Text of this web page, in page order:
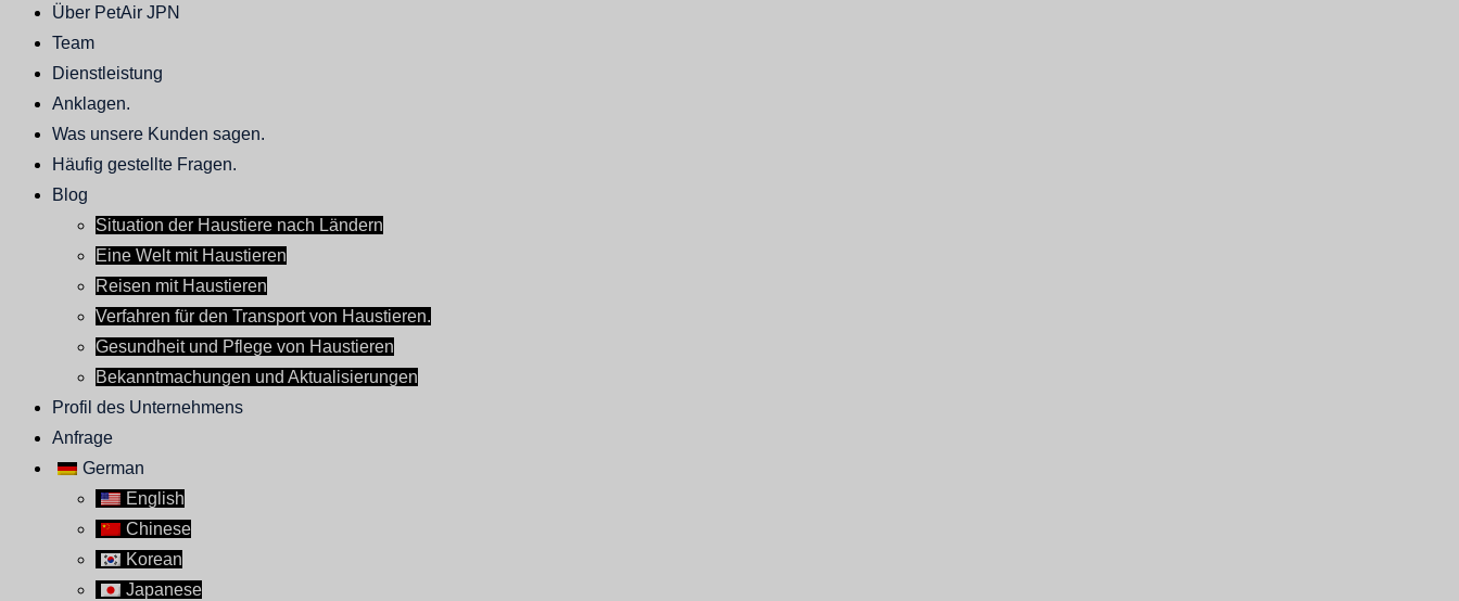
Über PetAir JPN
Team
Dienstleistung
Anklagen.
Was unsere Kunden sagen.
Häufig gestellte Fragen.
Blog
Situation der Haustiere nach Ländern
Eine Welt mit Haustieren
Reisen mit Haustieren
Verfahren für den Transport von Haustieren.
Gesundheit und Pflege von Haustieren
Bekanntmachungen und Aktualisierungen
Profil des Unternehmens
Anfrage
German
English
Chinese
Korean
Japanese